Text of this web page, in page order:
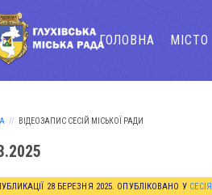
ГОЛОВНА МІСТО
ВІДЕОЗАПИС СЕСІЙ МІСЬКОЇ РАДИ
28 БЕРЕЗНЯ 2025. ОПУБЛІКОВАНО У СЕСІЯ